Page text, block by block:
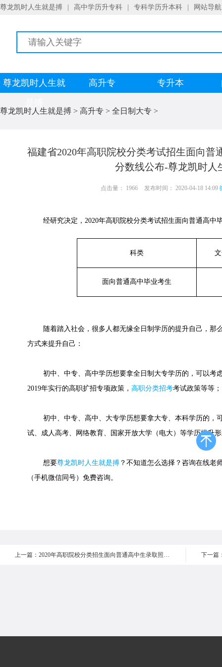
尊龙凯时人生就是搏 高中学历升专科 专科学历升本科 网站导航
尊龙凯时人生就
高升专 专升本
尊龙凯时人生就是搏 > 高升专 > 全日制大专 >
福建省2020年高职院校分类考试招生面向普
分数线公布-尊龙凯时人
点击量： 1966 发布时间： 2020-04-18 14:09
经研究决定，2020年高职院校分类考试招生面向普通高中
科类
面向普通高中毕业考生
随着踏入社会，很多人都无缘全日制学历的提升自己，那
方式来提升自己：
初中、中专、高中学历想要拿全日制大专学历的，可以考
2019年实行的高职扩招专项政策， 高职分类招考考试政策等等；
初中、中专、高中、大专学历想要拿大专、本科学历的，
试、成人高考、网络教育、国家开放大学（电大）等学历提升
想要尊龙凯时人生就是搏 ？不知道怎么选择？咨询在线老
（手机微信同号）免费咨询。
上一篇：2020年高职院校分类招生面向普通高中生录取照顾资格考生名单公示